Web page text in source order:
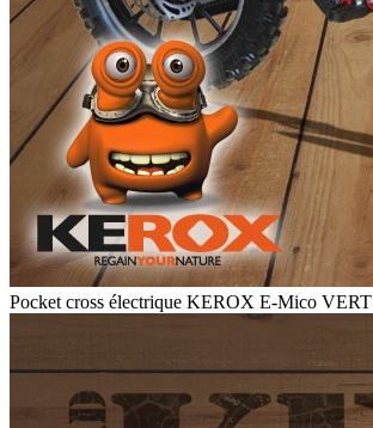
Pocket cross électrique KEROX E-Mico VERT